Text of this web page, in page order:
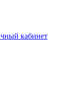
кабинет